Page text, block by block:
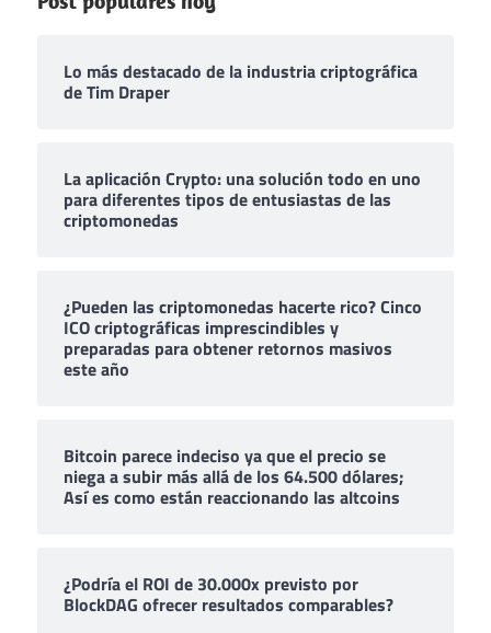
Lo más destacado de la industria criptográfica
de Tim Draper
La aplicación Crypto: una solución todo en uno
para diferentes tipos de entusiastas de las
criptomonedas
¿Pueden las criptomonedas hacerte rico? Cinco
ICO criptográficas imprescindibles y
preparadas para obtener retornos masivos
este año
Bitcoin parece indeciso ya que el precio se
niega a subir más allá de los 64.500 dólares;
Así es como están reaccionando las altcoins
¿Podría el ROI de 30.000x previsto por
BlockDAG ofrecer resultados comparables?